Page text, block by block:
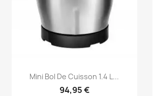
Aperçu rapide
Mini Bol De Cuisson 1.4 L...
94,95 €